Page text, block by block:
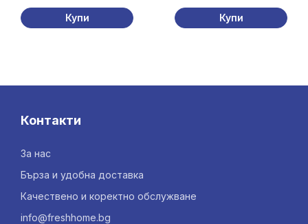
Купи Купи
Контакти
За нас
Бърза и удобна доставка
Качествено и коректно обслужване
info@freshhome.bg